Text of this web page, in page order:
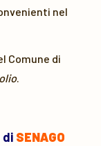
nel
Comune di
.
di SENAGO